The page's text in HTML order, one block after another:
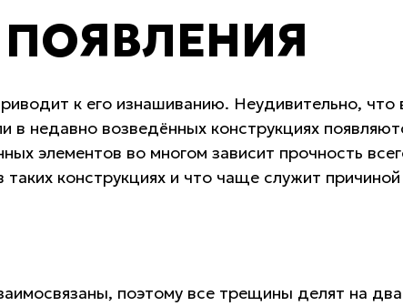
ПОЯВЛЕНИЯ
к его изнашиванию. Неудивительно,
недавно возведённых конструкциях
элементов во многом зависит прочность
конструкциях и что чаще служит
поэтому все трещины делят на